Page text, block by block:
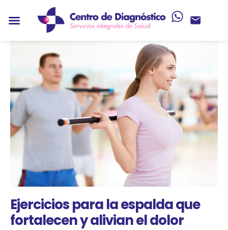
Ejercicios para la espalda que
fortalecen y alivian el dolor